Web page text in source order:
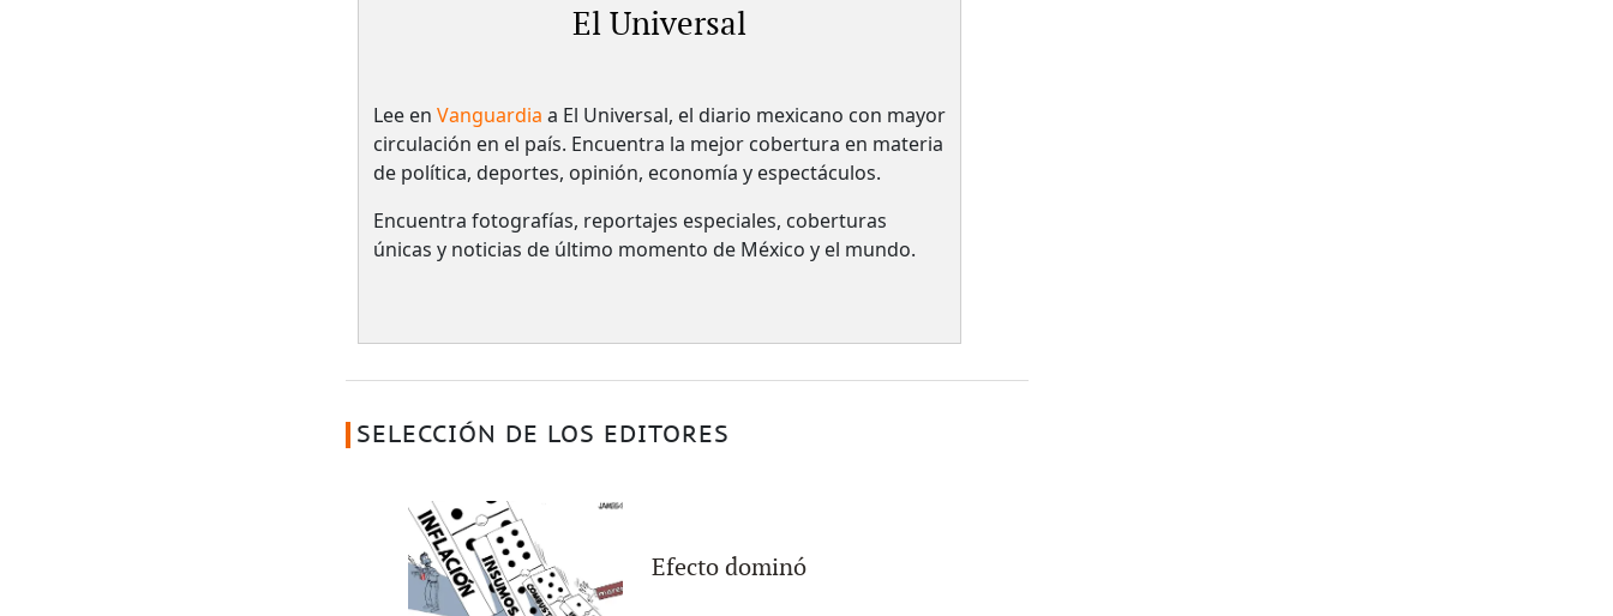
El Universal
Lee en Vanguardia a El Universal, el diario mexicano con mayor
circulación en el país.​ Encuentra la mejor cobertura en materia
de política, deportes, opinión, economía y espectáculos.
Encuentra fotografías, reportajes especiales, coberturas
únicas y noticias de último momento de México y el mundo.
SELECCIÓN DE LOS EDITORES
Efecto dominó